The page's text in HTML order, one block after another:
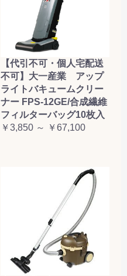
【代引不可・個人宅配送
不可】大一産業 アップ
ライトバキュームクリー
ナー FPS-12GE/合成繊維
フィルターバッグ10枚入
￥3,850 ～ ￥67,100